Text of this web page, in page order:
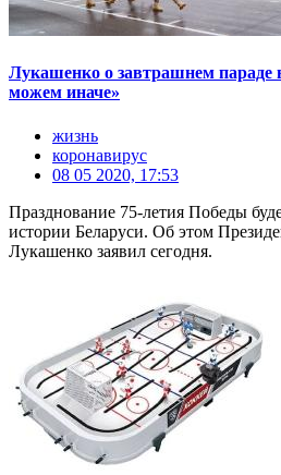
Лукашенко о завтрашнем
можем иначе»
жизнь
коронавирус
08 05 2020, 17:53
Празднование 75-летия Победы
истории Беларуси. Об этом
Лукашенко заявил сегодня.